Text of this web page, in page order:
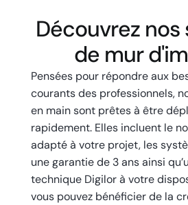
Découvrez
de mur
Pensées pour répondre aux
courants des professionnels,
en main sont prêtes à être
rapidement. Elles incluent le
adapté à votre projet, les
une garantie de 3 ans ainsi
technique Digilor à votre
vous pouvez bénéficier de la